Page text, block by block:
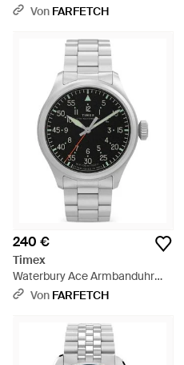
- Grün
Von FARFETCH
240 €
Timex
Waterbury Ace Armbanduhr
41Mm - Grau
Von FARFETCH